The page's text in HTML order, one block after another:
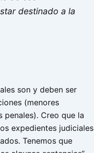
destinado a la
son y deben ser
(menores
Creo que la
expedientes judiciales
Tenemos que